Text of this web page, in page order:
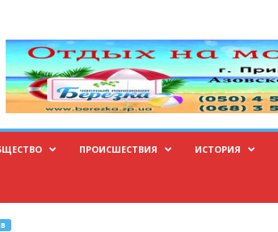
ПРОИСШЕСТВИЯ ИСТОРИЯ